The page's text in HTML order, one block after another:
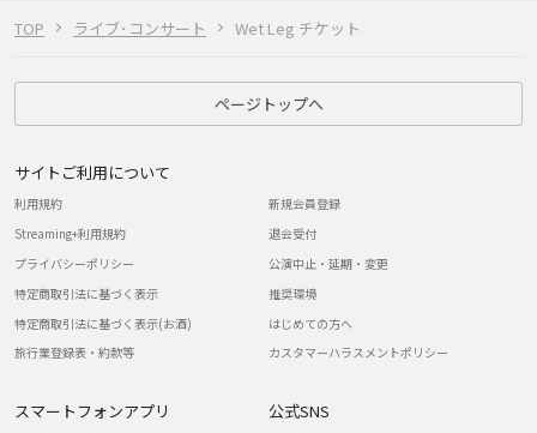
TOP ライブ･コンサート Wet Leg チケット
ページトップへ
サイトご利用について
利用規約
Streaming+利用規約
プライバシーポリシー
特定商取引法に基づく表示
特定商取引法に基づく表示(お酒)
旅行業登録表・約款等
新規会員登録
退会受付
公演中止・延期・変更
推奨環境
はじめての方へ
カスタマーハラスメントポリシー
スマートフォンアプリ 公式SNS